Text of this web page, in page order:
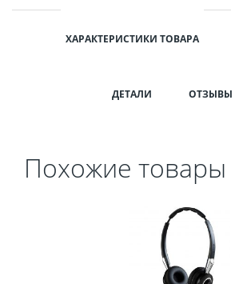
ХАРАКТЕРИСТИКИ ТОВАРА
ДЕТАЛИ ОТЗЫВЫ
Похожие товары